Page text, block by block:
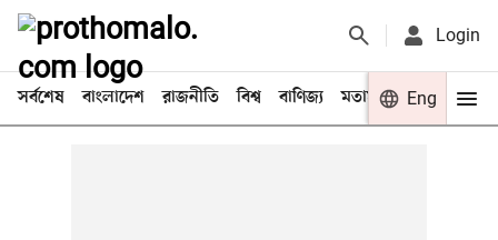
Login
সর্বশেষ বাংলাদেশ রাজনীতি বিশ্ব বাণিজ্য মতামত খেলা
Eng